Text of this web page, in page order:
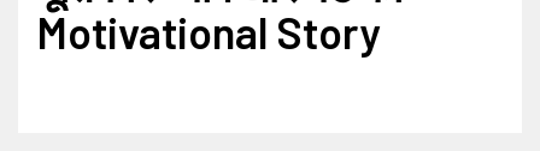
Motivational Story